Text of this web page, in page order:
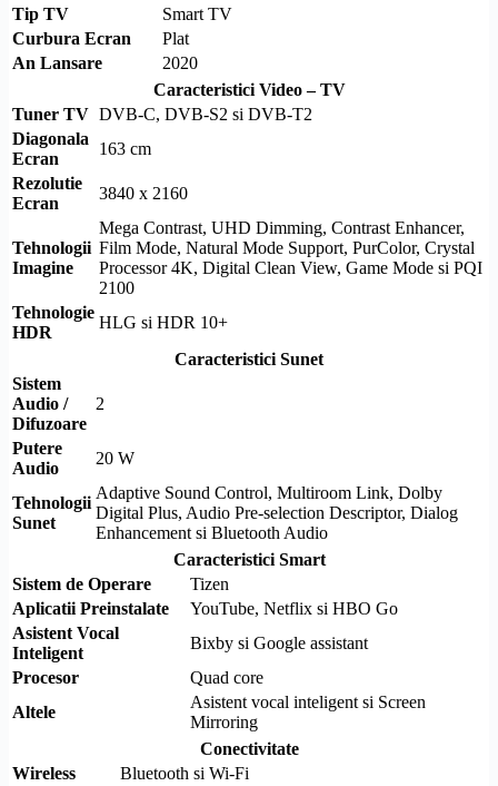
Tip TV
Smart TV
Curbura Ecran
Plat
An Lansare
2020
Caracteristici Video – TV
Tuner TV DVB-C, DVB-S2 si DVB-T2
Diagonala
Ecran
163 cm
Rezolutie
Ecran
3840 x 2160
Tehnologii
Imagine
Mega Contrast, UHD Dimming, Contrast Enhancer,
Film Mode, Natural Mode Support, PurColor, Crystal
Processor 4K, Digital Clean View, Game Mode si PQI
2100
Tehnologie
HDR
HLG si HDR 10+
Caracteristici Sunet
Sistem
Audio /
Difuzoare
2
Putere
Audio
20 W
Tehnologii
Sunet
Adaptive Sound Control, Multiroom Link, Dolby
Digital Plus, Audio Pre-selection Descriptor, Dialog
Enhancement si Bluetooth Audio
Caracteristici Smart
Sistem de Operare
Tizen
Aplicatii Preinstalate
YouTube, Netflix si HBO Go
Asistent Vocal
Inteligent
Bixby si Google assistant
Procesor
Quad core
Altele
Asistent vocal inteligent si Screen
Mirroring
Conectivitate
Wireless
Bluetooth si Wi-Fi